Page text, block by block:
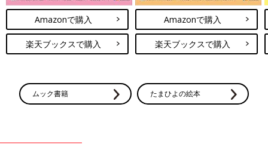
Amazonで購入
楽天ブックスで購入
Amazonで購入
楽天ブックスで購入
ムック書籍 たまひよの絵本